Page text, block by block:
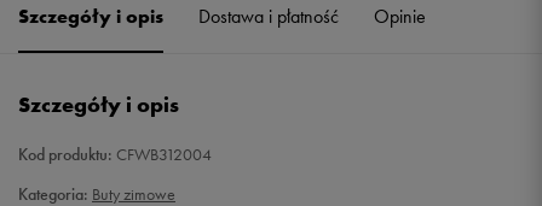
39 25 cm
Szczegóły i opis Dostawa i płatność Opinie
Szczegóły i opis
Kod produktu: CFWB312004
Kategoria: Buty zimowe